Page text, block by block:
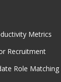
Metrics
Recruitment
Role Matching